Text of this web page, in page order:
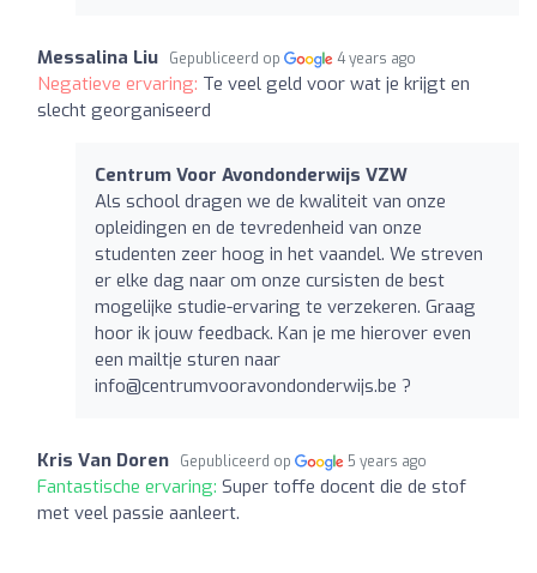
Messalina Liu Gepubliceerd op 4 years ago
Negatieve ervaring: Te veel geld voor wat je krijgt en
slecht georganiseerd
Centrum Voor Avondonderwijs VZW
Als school dragen we de kwaliteit van onze
opleidingen en de tevredenheid van onze
studenten zeer hoog in het vaandel. We streven
er elke dag naar om onze cursisten de best
mogelijke studie-ervaring te verzekeren. Graag
hoor ik jouw feedback. Kan je me hierover even
een mailtje sturen naar
info@centrumvooravondonderwijs.be ?
Kris Van Doren Gepubliceerd op 5 years ago
Fantastische ervaring: Super toffe docent die de stof
met veel passie aanleert.